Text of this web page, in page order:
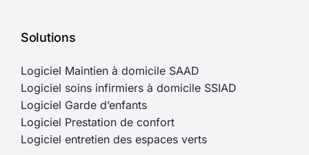
Solutions
Logiciel Maintien à domicile SAAD
Logiciel soins infirmiers à domicile SSIAD
Logiciel Garde d’enfants
Logiciel Prestation de confort
Logiciel entretien des espaces verts